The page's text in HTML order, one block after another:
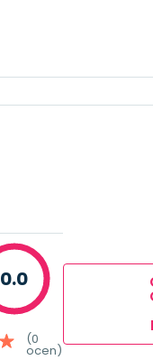
0.0
(0
ocen)